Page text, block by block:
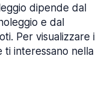
dipende dal
e dal
Per visualizzare i
ti interessano nella